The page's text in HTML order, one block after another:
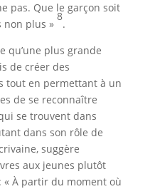
pas. Que le garçon soit
non plus »
8
.
qu’une plus grande
de créer des
tout en permettant à un
de se reconnaître
se trouvent dans
dans son rôle de
suggère
aux jeunes plutôt
« À partir du moment où